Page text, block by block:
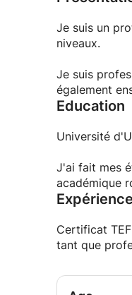
Je suis un
niveaux.
Je suis
également
Education
Université
J'ai fait mes
académique
Certificat
tant que